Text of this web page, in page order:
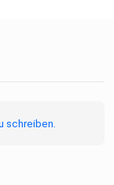
schreiben.